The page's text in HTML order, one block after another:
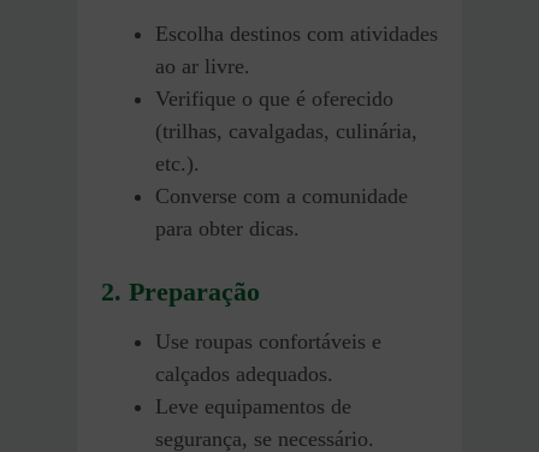
Escolha destinos com atividades
ao ar livre.
Verifique o que é oferecido
(trilhas, cavalgadas, culinária,
etc.).
Converse com a comunidade
para obter dicas.
2. Preparação
Use roupas confortáveis e
calçados adequados.
Leve equipamentos de
segurança, se necessário.